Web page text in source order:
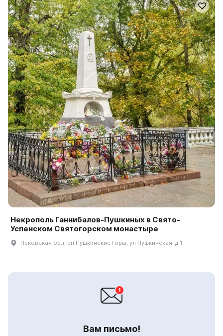
Некрополь Ганнибалов-Пушкиных в Свято-
Успенском Святогорском монастыре
Псковская обл, рп Пушкинские Горы, ул Пушкинская, д 1
Вам письмо!